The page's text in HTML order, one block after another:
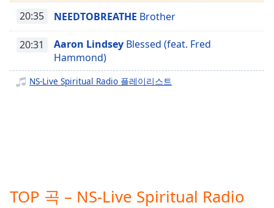
Descriptions
descriptions
off,
selected
Subtitles
off,
20:35 NEEDTOBREATHE Brother
20:31 Aaron Lindsey Blessed (feat. Fred
Hammond)
NS-Live Spiritual Radio 플레이리스트
TOP 곡 – NS-Live Spiritual Radio